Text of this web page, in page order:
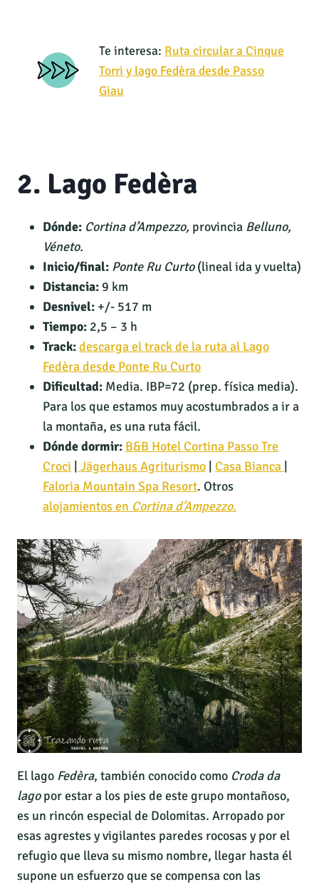
Te interesa: Ruta circular a Cinque
Torri y lago Fedèra desde Passo
Giau
2. Lago Fedèra
Dónde: Cortina d’Ampezzo, provincia Belluno,
Véneto.
Inicio/final: Ponte Ru Curto(lineal ida y vuelta)
Distancia: 9 km
Desnivel: +/- 517 m
Tiempo: 2,5 – 3 h
Track:descarga el track de la ruta al Lago
Fedèra desde Ponte Ru Curto
Dificultad: Media. IBP=72 (prep. física media).
Para los que estamos muy acostumbrados a ir a
la montaña, es una ruta fácil.
Dónde dormir: B&B Hotel Cortina Passo Tre
Croci
Jägerhaus Agriturismo Casa Bianca
Faloria Mountain Spa Resort. Otros
alojamientos en Cortina d’Ampezzo.
El lago Fedèra, también conocido como Croda da
lagopor estar a los pies de este grupo montañoso,
es un rincón especial de Dolomitas. Arropado por
esas agrestes y vigilantes paredes rocosas y por el
refugio que lleva su mismo nombre, llegar hasta él
supone un esfuerzo que se compensa con las